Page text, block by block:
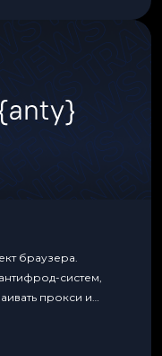
браузера.
систем,
прокси и